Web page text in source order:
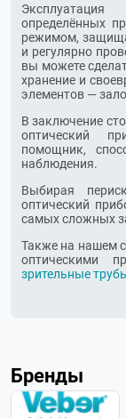
определённых
режимом,
и регулярно
вы можете
хранение и
элементов —
В заключение
оптический
помощник,
наблюдения.
Выбирая
оптический
самых сложных
Также на нашем
оптическими
зрительные
Бренды